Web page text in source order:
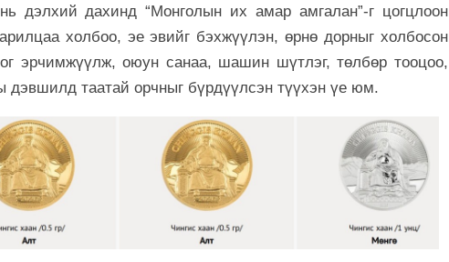
дэлхий дахинд “Монголын их амар амгалан”-г цогцлоон
холбоо, эе эвийг бэхжүүлэн, өрнө дорныг холбосон
эрчимжүүлж, оюун санаа, шашин шүтлэг, төлбөр тооцоо,
дэвшилд таатай орчныг бүрдүүлсэн түүхэн үе юм.